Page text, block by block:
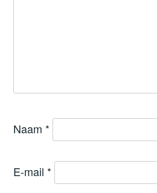
Naam *
E-mail *